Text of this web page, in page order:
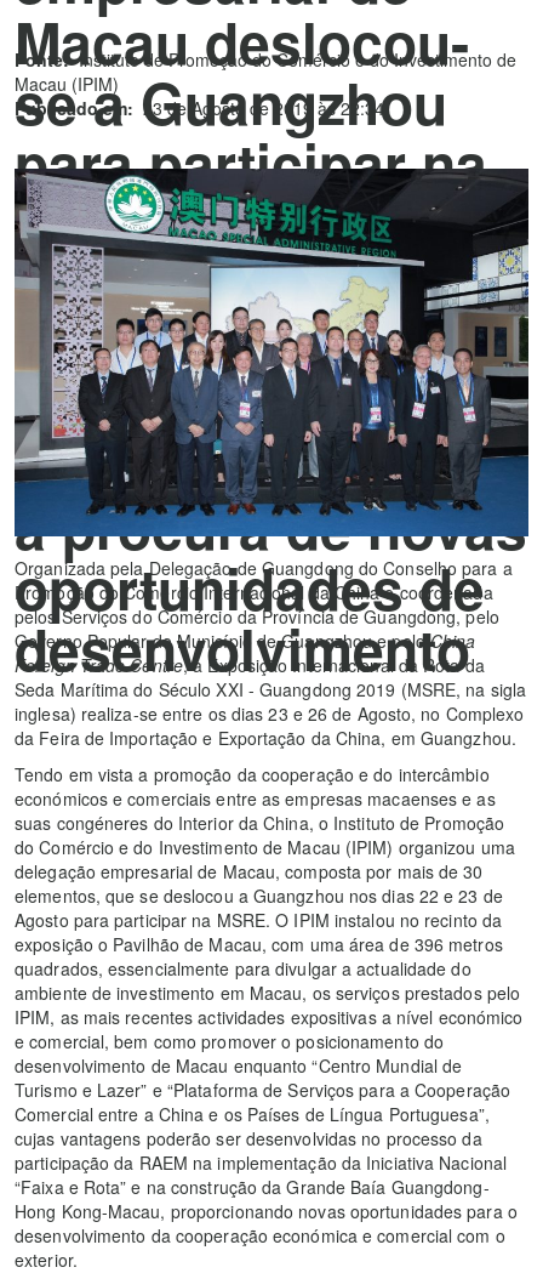
Macau deslocou-
se a Guangzhou
para participar na
Exposição
Internacional da
Rota da Seda
Marítima do Século
XXI – Guangdong,
à procura de novas
oportunidades de
desenvolvimento
Fonte: Instituto de Promoção do Comércio e do Investimento de
Macau (IPIM)
Publicado em: 23 de Agosto de 2019 às 22:34
Organizada pela Delegação de Guangdong do Conselho para a
Promoção do Comércio Internacional da China e coordenada
pelos Serviços do Comércio da Província de Guangdong, pelo
Governo Popular do Município de Guangzhou e peloChina
Foreign Trade Centre, a Exposição Internacional da Rota da
Seda Marítima do Século XXI - Guangdong 2019 (MSRE, na sigla
inglesa) realiza-se entre os dias 23 e 26 de Agosto, no Complexo
da Feira de Importação e Exportação da China, em Guangzhou.
Tendo em vista a promoção da cooperação e do intercâmbio
económicos e comerciais entre as empresas macaenses e as
suas congéneres do Interior da China, o Instituto de Promoção
do Comércio e do Investimento de Macau (IPIM) organizou uma
delegação empresarial de Macau, composta por mais de 30
elementos, que se deslocou a Guangzhou nos dias 22 e 23 de
Agosto para participar na MSRE. O IPIM instalou no recinto da
exposição o Pavilhão de Macau, com uma área de 396 metros
quadrados, essencialmente para divulgar a actualidade do
ambiente de investimento em Macau, os serviços prestados pelo
IPIM, as mais recentes actividades expositivas a nível económico
e comercial, bem como promover o posicionamento do
desenvolvimento de Macau enquanto “Centro Mundial de
Turismo e Lazer” e “Plataforma de Serviços para a Cooperação
Comercial entre a China e os Países de Língua Portuguesa”,
cujas vantagens poderão ser desenvolvidas no processo da
participação da RAEM na implementação da Iniciativa Nacional
“Faixa e Rota” e na construção da Grande Baía Guangdong-
Hong Kong-Macau, proporcionando novas oportunidades para o
desenvolvimento da cooperação económica e comercial com o
exterior.